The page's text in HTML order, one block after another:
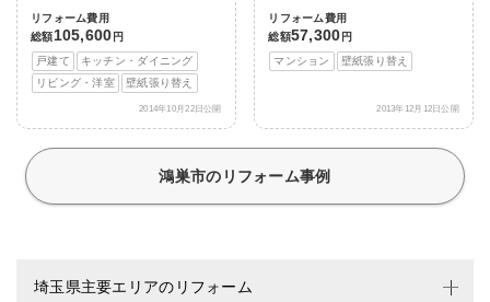
リフォーム費用
総額105,600 円
戸建て
キッチン・ダイニング
リビング・洋室
壁紙張り替え
2014年10月22日公開
リフォーム費用
総額57,300 円
マンション
壁紙張り替え
2013年12月12日公開
鴻巣市のリフォーム事例
埼玉県主要エリアのリフォーム